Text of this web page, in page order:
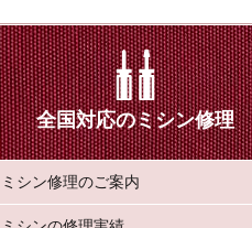
全国対応のミシン修理
ミシン修理のご案内